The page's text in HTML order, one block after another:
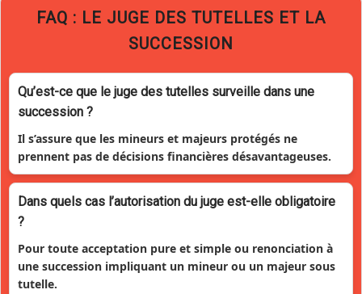
FAQ : LE JUGE DES TUTELLES ET LA
SUCCESSION
Qu’est-ce que le juge des tutelles surveille dans une
succession ?
Il s’assure que les mineurs et majeurs protégés ne
prennent pas de décisions financières désavantageuses.
Dans quels cas l’autorisation du juge est-elle obligatoire
?
Pour toute acceptation pure et simple ou renonciation à
une succession impliquant un mineur ou un majeur sous
tutelle.